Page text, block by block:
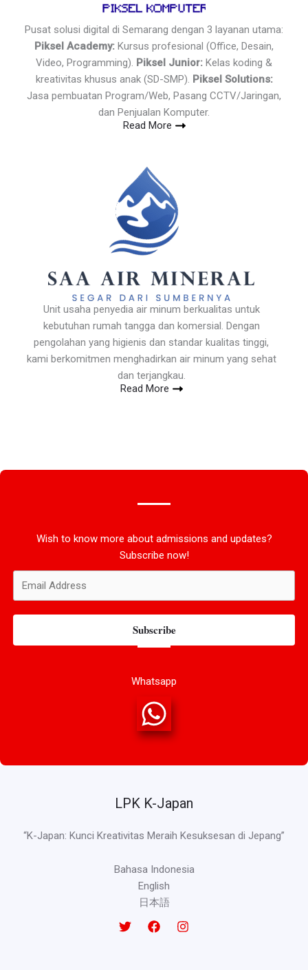
Pusat solusi digital di Semarang dengan 3 layanan utama:
Piksel Academy: Kursus profesional (Office, Desain,
Video, Programming). Piksel Junior: Kelas koding &
kreativitas khusus anak (SD-SMP). Piksel Solutions:
Jasa pembuatan Program/Web, Pasang CCTV/Jaringan,
dan Penjualan Komputer.
Read More
Unit usaha penyedia air minum berkualitas untuk
kebutuhan rumah tangga dan komersial. Dengan
pengolahan yang higienis dan standar kualitas tinggi,
kami berkomitmen menghadirkan air minum yang sehat
dan terjangkau.
Read More
Wish to know more about admissions and updates?
Subscribe now!
Subscribe
Whatsapp
LPK K-Japan
“K-Japan: Kunci Kreativitas Meraih Kesuksesan di Jepang”
Bahasa Indonesia
English
日本語